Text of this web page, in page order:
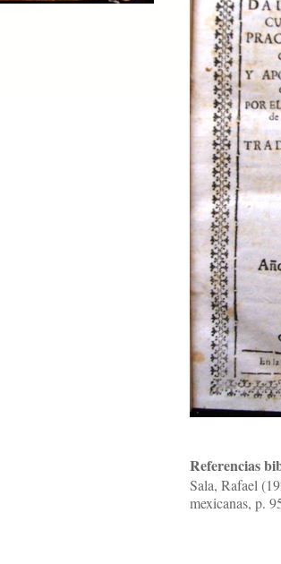
Referencias
Sala, Rafael
mexicanas, p.